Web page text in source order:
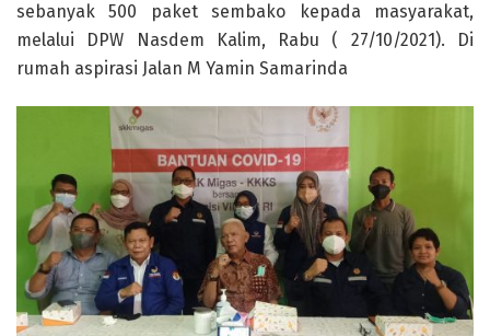
sebanyak 500 paket sembako kepada masyarakat,
melalui DPW Nasdem Kalim, Rabu ( 27/10/2021). Di
rumah aspirasi Jalan M Yamin Samarinda